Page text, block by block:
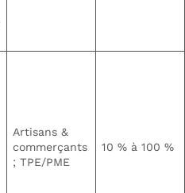
Artisans &
commerçants
; TPE/PME
10 % à 100 %